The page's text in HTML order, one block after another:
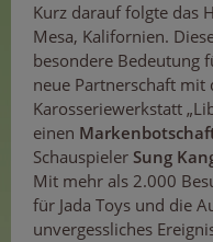
Kurz darauf folgte das
Mesa, Kalifornien.
besondere Bedeutung
neue Partnerschaft mit
Karosseriewerkstatt
einen
Schauspieler Sung
Mit mehr als 2.000
für Jada Toys und die
unvergessliches